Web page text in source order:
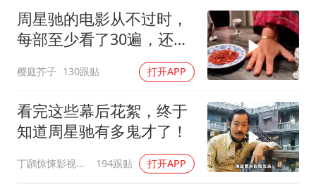
人民的健康、体质、幸福一脉相承
周星驰的电影从不过时，
每部至少看了30遍，还是
樱庭芥子 130跟贴 打开APP
看完这些幕后花絮，终于
知道周星驰有多鬼才了！
丁鸊惊悚影视解说 194跟贴 打开APP